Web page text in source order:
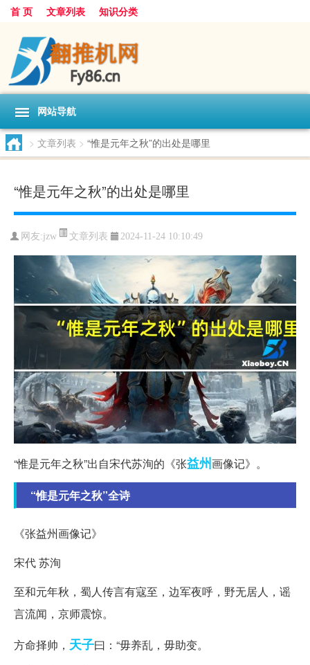
首 页 文章列表 知识分类
网站导航
> 文章列表 > “惟是元年之秋”的出处是哪里
“惟是元年之秋”的出处是哪里
网友:jzw 文章列表 2024-11-24 10:10:49
“惟是元年之秋”出自宋代苏洵的《张益州画像记》。
“惟是元年之秋”全诗
《张益州画像记》
宋代 苏洵
至和元年秋，蜀人传言有寇至，边军夜呼，野无居人，谣
言流闻，京师震惊。
方命择帅， 天子曰：“毋养乱，毋助变。